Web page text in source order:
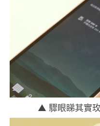
▲ 驟眼睇其實